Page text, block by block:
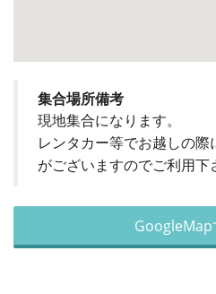
集合場所備考
現地集合になります。
レンタカー等でお越しの
がございますのでご利用下
GoogleMap